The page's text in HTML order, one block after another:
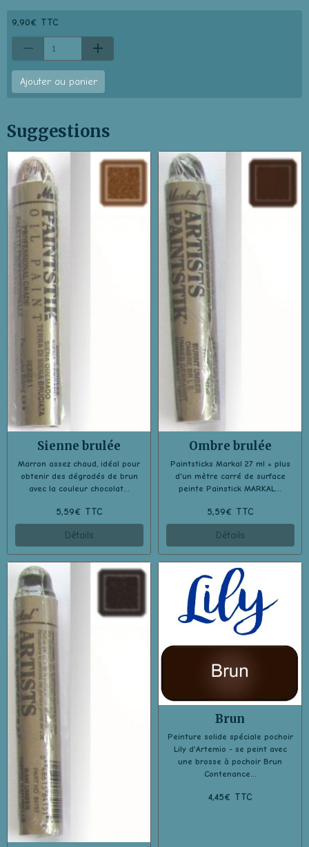
9,90€ TTC
Ajouter au panier
Suggestions
Sienne brulée
Marron assez chaud, idéal pour
obtenir des dégradés de brun
avec la couleur chocolat...
5,59€ TTC
Détails
Ombre brulée
Paintsticks Markal 27 ml = plus
d'un mètre carré de surface
peinte Painstick MARKAL...
5,59€ TTC
Détails
Brun
Peinture solide spéciale pochoir
Lily d'Artemio - se peint avec
une brosse à pochoir Brun
Contenance...
4,45€ TTC